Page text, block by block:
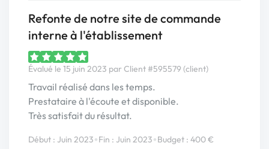
Refonte de notre site de commande
interne à l'établissement
Évalué le 15 juin 2023 par Client #595579 (client)
Travail réalisé dans les temps.
Prestataire à l'écoute et disponible.
Très satisfait du résultat.
Début : Juin 2023•Fin : Juin 2023•Budget : 400 €